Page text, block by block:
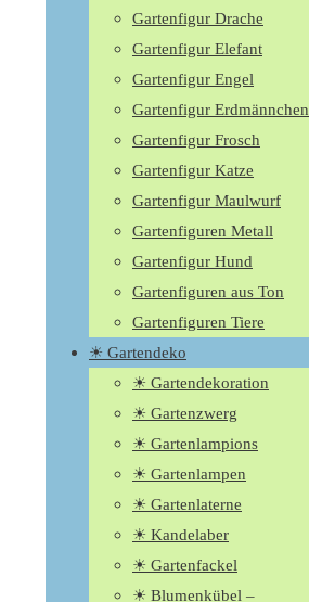
Gartenfigur Drache
Gartenfigur Elefant
Gartenfigur Engel
Gartenfigur Erdmännchen
Gartenfigur Frosch
Gartenfigur Katze
Gartenfigur Maulwurf
Gartenfiguren Metall
Gartenfigur Hund
Gartenfiguren aus Ton
Gartenfiguren Tiere
☀ Gartendeko
☀ Gartendekoration
☀ Gartenzwerg
☀ Gartenlampions
☀ Gartenlampen
☀ Gartenlaterne
☀ Kandelaber
☀ Gartenfackel
☀ Blumenkübel –